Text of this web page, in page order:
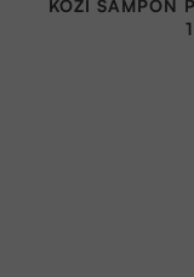
KOZÍ ŠAMPON